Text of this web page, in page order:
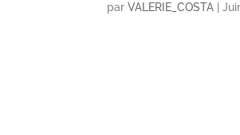
parVALERIE_COSTA |